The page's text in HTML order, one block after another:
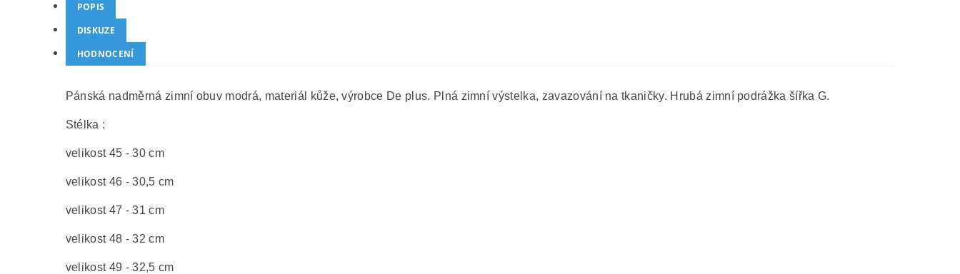
POPIS
DISKUZE
HODNOCENÍ
Pánská nadměrná zimní obuv modrá, materiál kůže, výrobce De plus. Plná zimní výstelka, zavazování na tkaničky. Hrubá zimní podrážka šířka G.
Stélka :
velikost 45 - 30 cm
velikost 46 - 30,5 cm
velikost 47 - 31 cm
velikost 48 - 32 cm
velikost 49 - 32,5 cm